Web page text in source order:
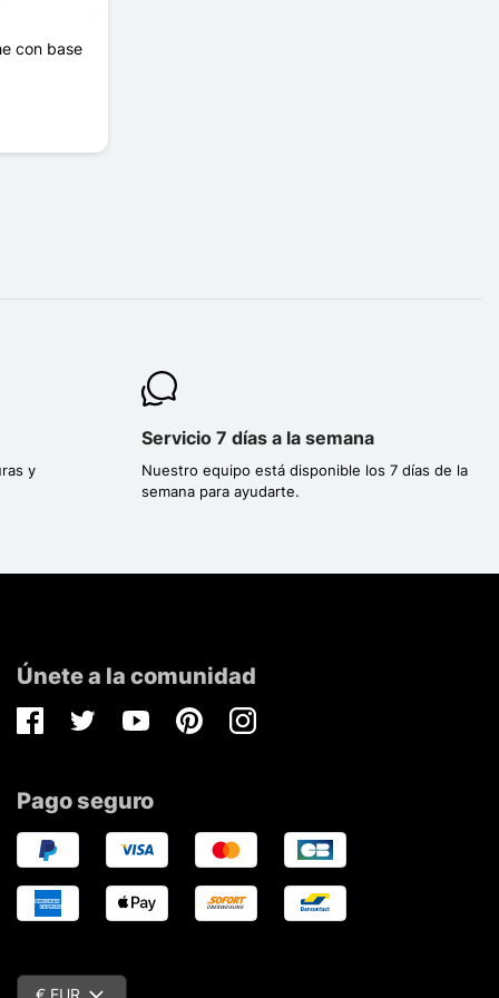
con base
y
Servicio 7 días a la semana
Nuestro equipo está disponible los 7 días de la
semana para ayudarte.
Únete a la comunidad
FacebookTwitterYoutubePinterestInstagram
Pago seguro